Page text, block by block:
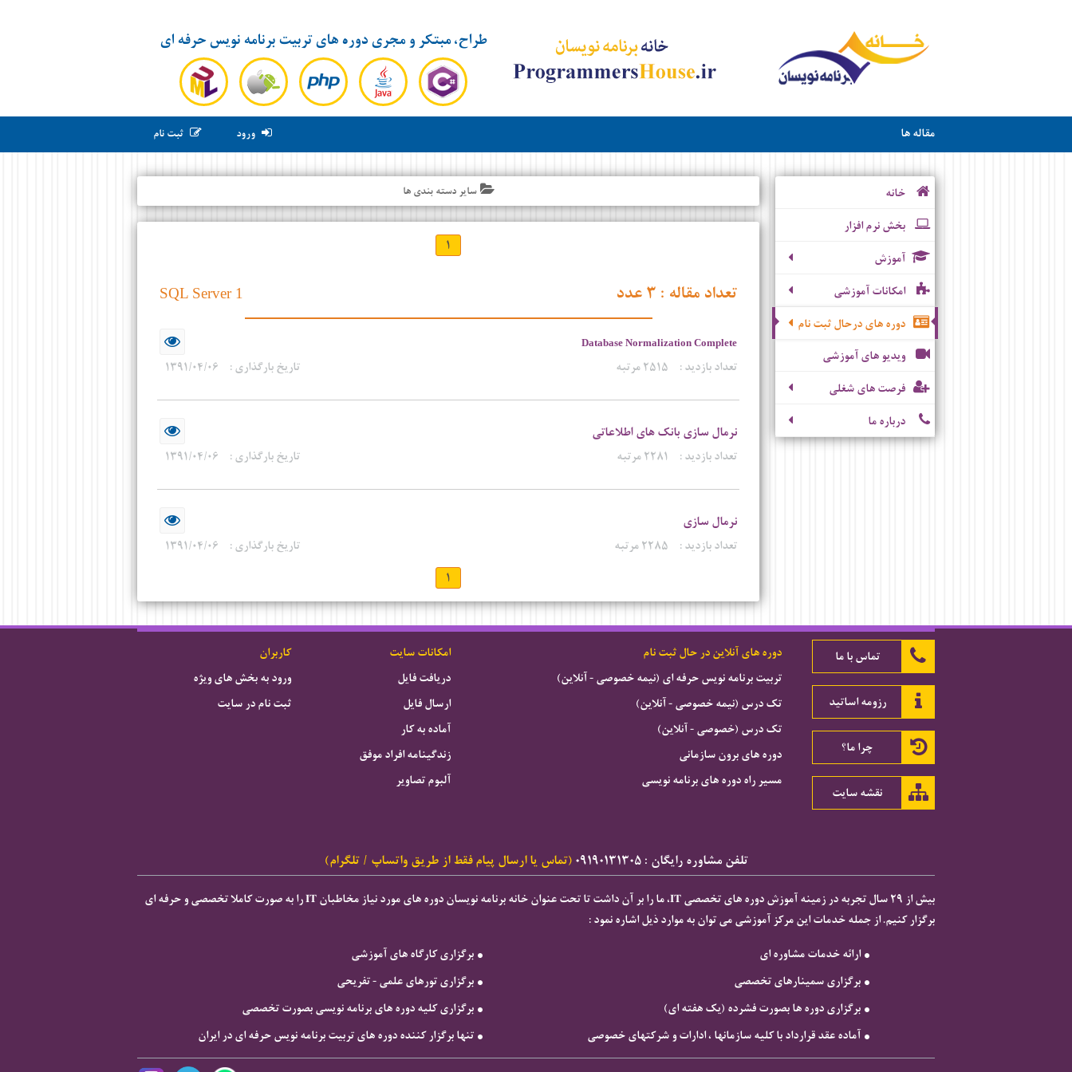
طراح، مبتکر و مجری دوره های تربیت برنامه نویس حرفه ای
ورود ثبت نام مقاله ها
سایر دسته بندی ها
۱
تعداد مقاله :۳ عدد SQL Server 1
Database Normalization Complete
تعداد بازدید : ۲۵۱۵ مرتبه تاریخ بارگذاری : ۱۳۹۱/۰۴/۰۶
نرمال سازی بانک های اطلاعاتی
تعداد بازدید : ۲۲۸۱ مرتبه تاریخ بارگذاری : ۱۳۹۱/۰۴/۰۶
نرمال سازی
تعداد بازدید : ۲۲۸۵ مرتبه تاریخ بارگذاری :
۱۳۹۱/۰۴/۰۶
۱
خانه
بخش نرم افزار
آموزش
امکانات آموزشی
دوره های درحال ثبت نام
ویدیو های آموزشی
فرصت های شغلی
درباره ما
تماس با ما
رزومه اساتید
چرا ما؟
نقشه سایت
دوره های آنلاین در حال ثبت نام
تربیت برنامه نویس حرفه ای (نیمه خصوصی - آنلاین)
تک درس (نیمه خصوصی - آنلاین)
تک درس (خصوصی - آنلاین)
دوره های برون سازمانی
مسیر راه دوره های برنامه نویسی
امکانات سایت
دریافت فایل
ارسال فایل
آماده به کار
زندگینامه افراد موفق
آلبوم تصاویر
کاربران
ورود به بخش های ویژه
ثبت نام در سایت
تلفن مشاوره رایگان : ۰۹۱۹۰۱۳۱۳۰۵ (تماس یا ارسال پیام فقط از طریق واتساپ / تلگرام)
برگزار کنیم. از جمله خدمات این مرکز آموزشی می توان به موارد ذیل اشاره نمود :
ارائه خدمات مشاوره ای
برگزاری كارگاه های آموزشی
برگزاری سمینارهای تخصصی
برگزاری تورهای علمی - تفریحی
برگزاری دوره ها بصورت فشرده (یک هفته ای)
برگزاری کلیه دوره های برنامه نویسی بصورت تخصصی
آماده عقد قرارداد با کلیه سازمانها ، ادارات و شرکتهای خصوصی
تنها برگزار کننده دوره های تربیت برنامه نویس حرفه ای در ایران